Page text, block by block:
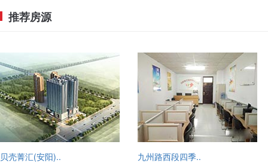
推荐房源
贝壳菁汇(安阳)..
九州路西段四季..